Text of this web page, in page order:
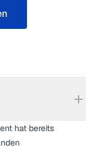
hat bereits